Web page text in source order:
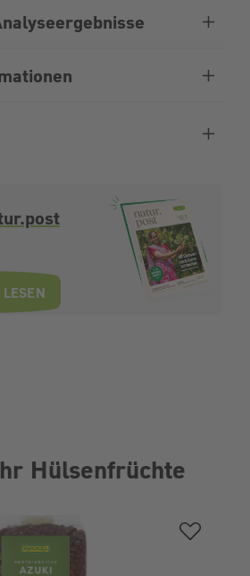
Hülsenfrüchte